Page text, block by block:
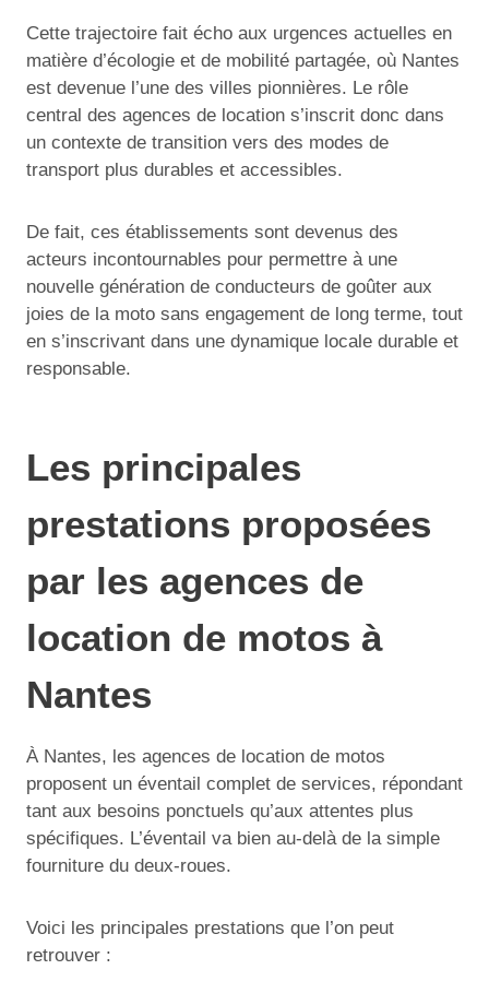
Cette trajectoire fait écho aux urgences actuelles en
matière d’écologie et de mobilité partagée, où Nantes
est devenue l’une des villes pionnières. Le rôle
central des agences de location s’inscrit donc dans
un contexte de transition vers des modes de
transport plus durables et accessibles.
De fait, ces établissements sont devenus des
acteurs incontournables pour permettre à une
nouvelle génération de conducteurs de goûter aux
joies de la moto sans engagement de long terme, tout
en s’inscrivant dans une dynamique locale durable et
responsable.
Les principales
prestations proposées
par les agences de
location de motos à
Nantes
À Nantes, les agences de location de motos
proposent un éventail complet de services, répondant
tant aux besoins ponctuels qu’aux attentes plus
spécifiques. L’éventail va bien au-delà de la simple
fourniture du deux-roues.
Voici les principales prestations que l’on peut
retrouver :